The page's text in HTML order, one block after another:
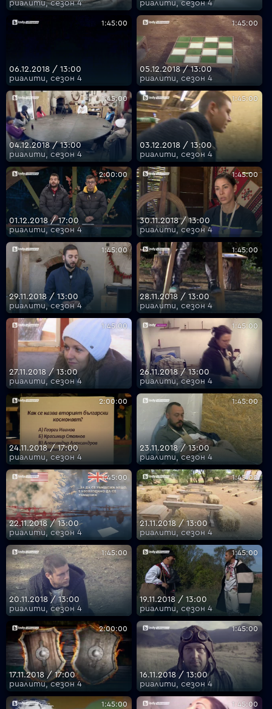
риалити, сезон 4
риалити, сезон 4
1:45:00
06.12.2018 / 13:00
риалити, сезон 4
1:45:00
05.12.2018 / 13:00
риалити, сезон 4
1:45:00
04.12.2018 / 13:00
риалити, сезон 4
1:45:00
03.12.2018 / 13:00
риалити, сезон 4
2:00:00
01.12.2018 / 17:00
риалити, сезон 4
1:45:00
30.11.2018 / 13:00
риалити, сезон 4
1:45:00
29.11.2018 / 13:00
риалити, сезон 4
1:45:00
28.11.2018 / 13:00
риалити, сезон 4
1:45:00
27.11.2018 / 13:00
риалити, сезон 4
1:45:00
26.11.2018 / 13:00
риалити, сезон 4
2:00:00
24.11.2018 / 17:00
риалити, сезон 4
1:45:00
23.11.2018 / 13:00
риалити, сезон 4
1:45:00
22.11.2018 / 13:00
риалити, сезон 4
1:45:00
21.11.2018 / 13:00
риалити, сезон 4
1:45:00
20.11.2018 / 13:00
риалити, сезон 4
1:45:00
19.11.2018 / 13:00
риалити, сезон 4
2:00:00
17.11.2018 / 17:00
риалити, сезон 4
1:45:00
16.11.2018 / 13:00
риалити, сезон 4
1:45:00 1:45:00